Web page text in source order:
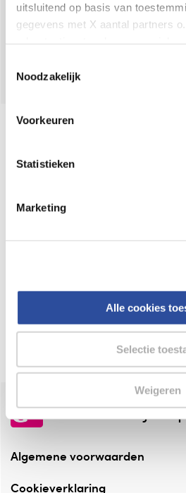
uitsluitend op basis van
gegevens met X aantal partners
en de bewaartermijnen per
gegevensverwerking staat in de
Noodzakelijk
Voorkeuren
Statistieken
Marketing
Alle cookies
Selectie
Weigeren
VolgDA
Online aanbieder
webshop mag verkopen.
⁠Verantwoorde zorg, ⁠ook
Altijd onze folder bij de
Check onze folders ⁠bij
de vriendelijke
Algemene voorwaarden
Cookieverklaring